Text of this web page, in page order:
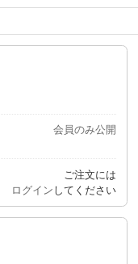
会員のみ公開
ご注文には
ログイン してください